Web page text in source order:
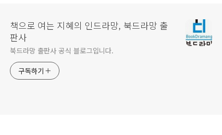
책으로 여는 지혜의 인드라망, 북드라망 출
판사
북드라망 출판사 공식 블로그입니다.
구독하기